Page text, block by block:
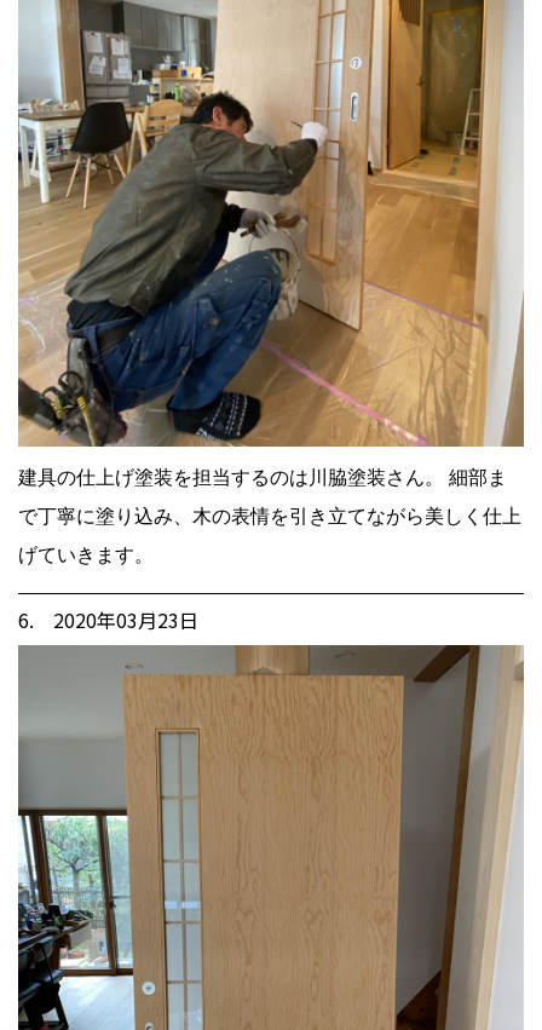
建具の仕上げ塗装を担当するのは川脇塗装さん。 細部ま
で丁寧に塗り込み、木の表情を引き立てながら美しく仕上
げていきます。
6. 2020年03月23日